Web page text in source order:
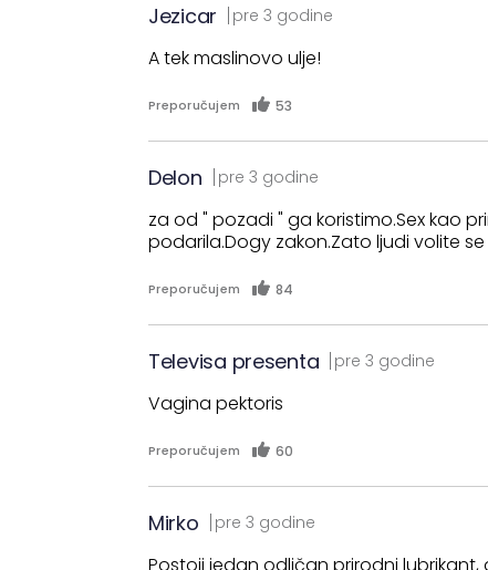
Jezicar pre 3 godine
A tek maslinovo ulje!
Preporučujem 53
Delon pre 3 godine
za od " pozadi " ga koristimo.Sex kao
podarila.Dogy zakon.Zato ljudi volite se
Preporučujem 84
Televisa presenta pre 3 godine
Vagina pektoris
Preporučujem 60
Mirko pre 3 godine
Postoji jedan odličan prirodni